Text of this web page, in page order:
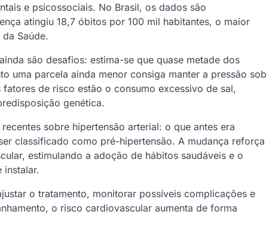
e psicossociais. No Brasil, os dados são
atingiu 18,7 óbitos por 100 mil habitantes, o maior
Saúde.
são desafios: estima-se que quase metade dos
uma parcela ainda menor consiga manter a pressão sob
de risco estão o consumo excessivo de sal,
genética.
sobre hipertensão arterial: o que antes era
classificado como pré-hipertensão. A mudança reforça
estimulando a adoção de hábitos saudáveis e o
instalar.
o tratamento, monitorar possíveis complicações e
o risco cardiovascular aumenta de forma